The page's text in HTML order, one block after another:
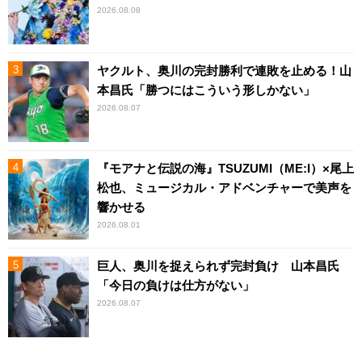
2026.08.08
ヤクルト、奥川の完封勝利で連敗を止める！山
本昌氏「勝つにはこういう形しかない」
2026.08.07
『モアナと伝説の海』TSUZUMI（ME:I）×尾上
松也、ミュージカル・アドベンチャーで美声を
響かせる
2026.08.01
巨人、奥川を捉えられず完封負け 山本昌氏
「今日の負けは仕方がない」
2026.08.07